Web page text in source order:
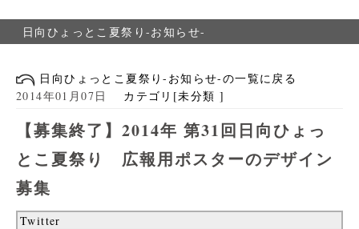
日向ひょっとこ夏祭り-お知らせ-
日向ひょっとこ夏祭り-お知らせ-の一覧に戻る
2014年01月07日
カテゴリ[未分類 ]
【募集終了】2014年 第31回日向ひょっ
とこ夏祭り 広報用ポスターのデザイン
募集
Twitter